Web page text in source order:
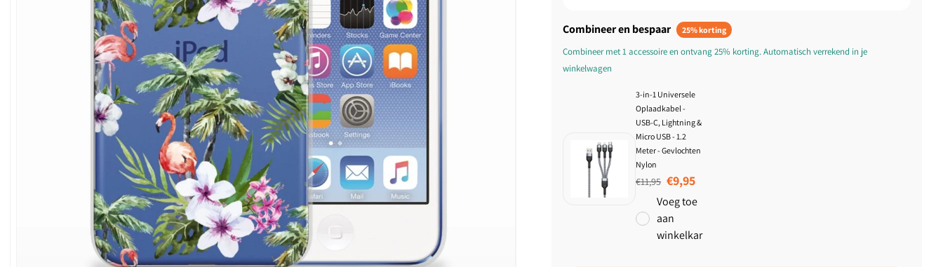
Combineer en bespaar 25% korting
Combineer met 1 accessoire en ontvang 25% korting. Automatisch verrekend in je
winkelwagen
3-in-1 Universele
Oplaadkabel -
USB-C, Lightning &
Micro USB - 1.2
Meter - Gevlochten
Nylon
Normale prijs
€11,95 Aanbiedingsprijs
€9,95
Voeg toe
aan
winkelkar